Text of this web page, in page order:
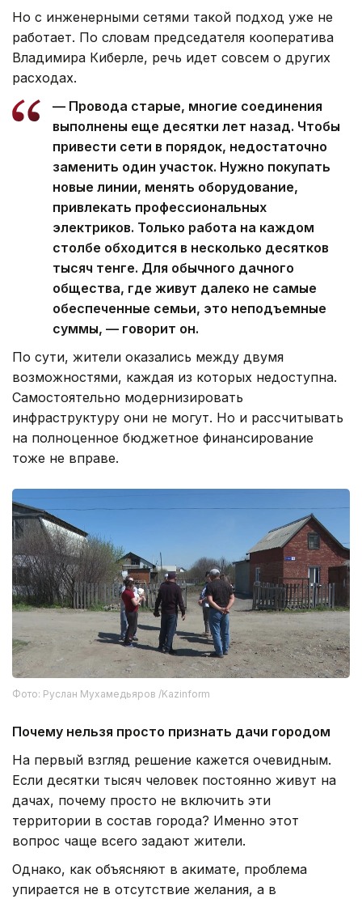
Но с инженерными сетями такой подход уже не
работает. По словам председателя кооператива
Владимира Киберле, речь идет совсем о других
расходах.
— Провода старые, многие соединения
выполнены еще десятки лет назад. Чтобы
привести сети в порядок, недостаточно
заменить один участок. Нужно покупать
новые линии, менять оборудование,
привлекать профессиональных
электриков. Только работа на каждом
столбе обходится в несколько десятков
тысяч тенге. Для обычного дачного
общества, где живут далеко не самые
обеспеченные семьи, это неподъемные
суммы, — говорит он.
По сути, жители оказались между двумя
возможностями, каждая из которых недоступна.
Самостоятельно модернизировать
инфраструктуру они не могут. Но и рассчитывать
на полноценное бюджетное финансирование
тоже не вправе.
Фото: Руслан Мухамедьяров /Kazinform
Почему нельзя просто признать дачи городом
На первый взгляд решение кажется очевидным.
Если десятки тысяч человек постоянно живут на
дачах, почему просто не включить эти
территории в состав города? Именно этот
вопрос чаще всего задают жители.
Однако, как объясняют в акимате, проблема
упирается не в отсутствие желания, а в